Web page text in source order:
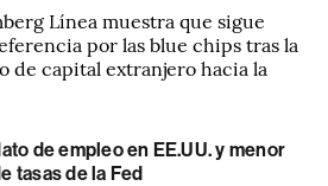
Línea muestra que sigue
por las blue chips tras la
de capital extranjero hacia la
de empleo en EE.UU. y menor
tasas de la Fed